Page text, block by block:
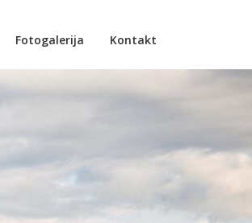
Fotogalerija Kontakt